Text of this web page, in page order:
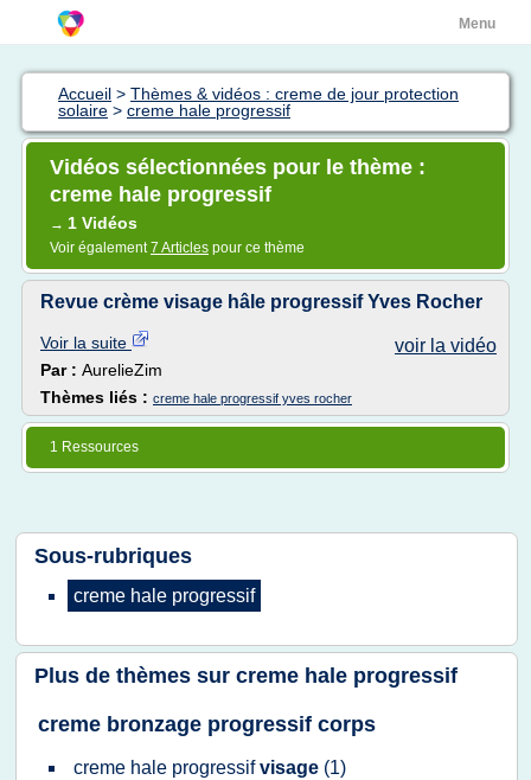
Menu
Accueil > Thèmes & vidéos : creme de jour protection
solaire > creme hale progressif
Vidéos sélectionnées pour le thème :
creme hale progressif
→ 1 Vidéos
Voir également7 Articles pour ce thème
Revue crème visage hâle progressif Yves Rocher
voir la vidéo
Voir la suite
Par : AurelieZim
Thèmes liés : creme hale progressif yves rocher
1 Ressources
Sous-rubriques
creme hale progressif
Plus de thèmes sur creme hale progressif
creme bronzage progressif corps
creme hale progressifvisage (1)